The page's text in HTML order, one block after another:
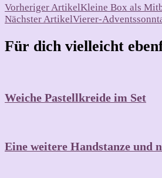
Beitragsnavigation
Vorheriger ArtikelKleine Box als
Nächster ArtikelVierer-
Für dich vielleicht
Weiche Pastellkreide im Set
Eine weitere Handstanze und